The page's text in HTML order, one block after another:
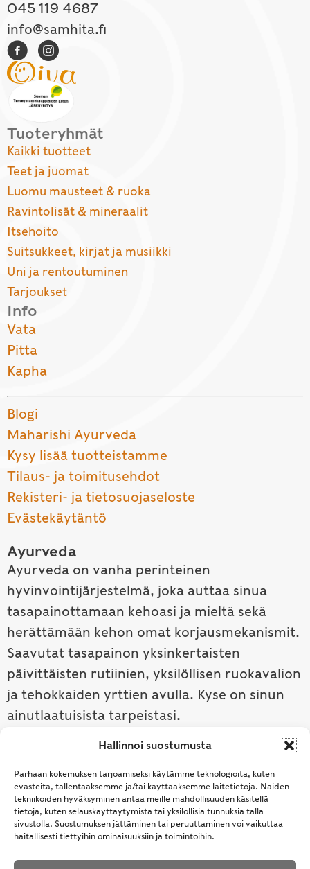
Hallinnoi suostumusta
Parhaan kokemuksen tarjoamiseksi käytämme teknologioita, kuten
evästeitä, tallentaaksemme ja/tai käyttääksemme laitetietoja. Näiden
tekniikoiden hyväksyminen antaa meille mahdollisuuden käsitellä
tietoja, kuten selauskäyttäytymistä tai yksilöllisiä tunnuksia tällä
sivustolla. Suostumuksen jättäminen tai peruuttaminen voi vaikuttaa
haitallisesti tiettyihin ominaisuuksiin ja toimintoihin.
045 119 4687
info@samhita.fi
Tuoteryhmät
Kaikki tuotteet
Teet ja juomat
Luomu mausteet & ruoka
Ravintolisät & mineraalit
Itsehoito
Suitsukkeet, kirjat ja musiikki
Uni ja rentoutuminen
Tarjoukset
Info
Vata
Pitta
Kapha
Blogi
Maharishi Ayurveda
Kysy lisää tuotteistamme
Tilaus- ja toimitusehdot
Rekisteri- ja tietosuojaseloste
Evästekäytäntö
Ayurveda
Ayurveda on vanha perinteinen
hyvinvointijärjestelmä, joka auttaa sinua
tasapainottamaan kehoasi ja mieltä sekä
herättämään kehon omat korjausmekanismit.
Saavutat tasapainon yksinkertaisten
päivittäisten rutiinien, yksilöllisen ruokavalion
ja tehokkaiden yrttien avulla. Kyse on sinun
ainutlaatuisista tarpeistasi.
Tutustu ayurvedaan →